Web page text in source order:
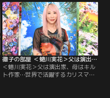
演！伝統の枠を超え、唯一無二の存
在感で活動の幅を広げている。サラ
リーマンの父の影響で6歳から三味
線を始めた幼少期や、15歳で全国大
会優勝を果たしプロを志した原点を
振り返る。
徹子の部屋 ＜蜷川実花＞父は演出家、母はキルト作家…世界で活躍するカリスマ芸術家の素顔（2026/05/13放送分）
＜蜷川実花＞父は演出家、母はキル
ト作家…世界で活躍するカリスマ芸